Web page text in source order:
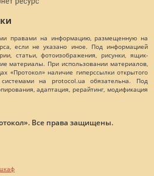
правами на информацию, размещенную на
если не указано иное. Под информацией
статьи, фотоизображения, рисунки, ящик-
материалы. При использовании материалов,
«Протокол» наличие гиперссылки открытого
на protocol.ua обязательна. Под
адаптация, рерайтинг, модификация
Все права защищены.